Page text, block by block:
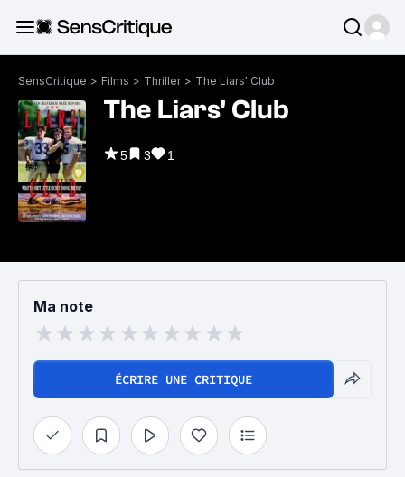
SensCritique > Films > Thriller > The Liars' Club
The Liars' Club
5 3 1
Ma note
ÉCRIRE UNE CRITIQUE